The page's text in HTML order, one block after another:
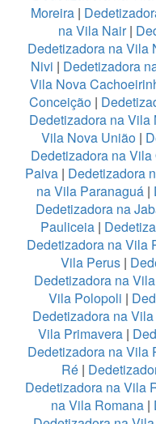
Moreira |
na Vila Nair|
Dedetizadora na Vila
Nivi | Dedetizadora
Vila Nova
Conceição |
Dedetizadora na Vila
Vila Nova União |
Dedetizadora na Vila
Paiva| Dedetizadora
na Vila Paranaguá|
Dedetizadora na
Pauliceia|
Dedetizadora na Vila
Vila Perus|
Dedetizadora na
Vila Polopoli |
Dedetizadora na
Vila Primavera |
Dedetizadora na Vila
Ré |
Dedetizadora na Vila
na Vila Romana|